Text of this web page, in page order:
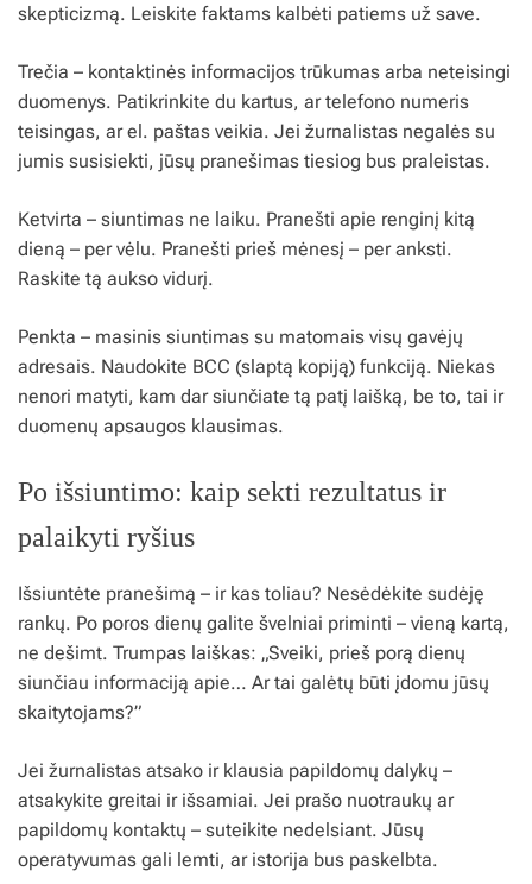
skepticizmą. Leiskite faktams kalbėti patiems už save.
Trečia – kontaktinės informacijos trūkumas arba neteisingi
duomenys. Patikrinkite du kartus, ar telefono numeris
teisingas, ar el. paštas veikia. Jei žurnalistas negalės su
jumis susisiekti, jūsų pranešimas tiesiog bus praleistas.
Ketvirta – siuntimas ne laiku. Pranešti apie renginį kitą
dieną – per vėlu. Pranešti prieš mėnesį – per anksti.
Raskite tą aukso vidurį.
Penkta – masinis siuntimas su matomais visų gavėjų
adresais. Naudokite BCC (slaptą kopiją) funkciją. Niekas
nenori matyti, kam dar siunčiate tą patį laišką, be to, tai ir
duomenų apsaugos klausimas.
Po išsiuntimo: kaip sekti rezultatus ir
palaikyti ryšius
Išsiuntėte pranešimą – ir kas toliau? Nesėdėkite sudėję
rankų. Po poros dienų galite švelniai priminti – vieną kartą,
ne dešimt. Trumpas laiškas: „Sveiki, prieš porą dienų
siunčiau informaciją apie… Ar tai galėtų būti įdomu jūsų
skaitytojams?”
Jei žurnalistas atsako ir klausia papildomų dalykų –
atsakykite greitai ir išsamiai. Jei prašo nuotraukų ar
papildomų kontaktų – suteikite nedelsiant. Jūsų
operatyvumas gali lemti, ar istorija bus paskelbta.